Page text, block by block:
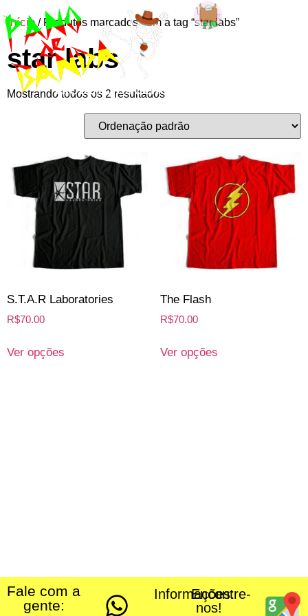
Início/ Produtos marcados com a tag “star labs”
star labs
Mostrando todos os 2 resultados
S.T.A.R Laboratories
R$70.00
Ver opções
The Flash
R$70.00
Ver opções
Fale com a
gente:
Informações:
Encontre-
nos!